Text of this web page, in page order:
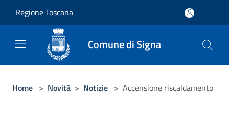
Regione Toscana
Comune di Signa
Home > Novità > Notizie > Accensione riscaldamento